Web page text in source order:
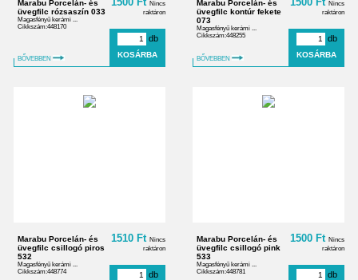
Marabu Porcelán- és
üvegfilc rózsaszín 033
Magasfényű kerámi ...
Cikkszám:448170
BŐVEBBEN
Nincs
raktáron
db
Marabu Porcelán- és
üvegfilc kontúr fekete
073
Magasfényű kerámi ...
Cikkszám:448255
BŐVEBBEN
Nincs
raktáron
db
Marabu Porcelán- és
üvegfilc csillogó piros
532
Magasfényű kerámi ...
Cikkszám:448774
1510 Ft Nincs
raktáron
db
Marabu Porcelán- és
üvegfilc csillogó pink
533
Magasfényű kerámi ...
Cikkszám:448781
1500 Ft Nincs
raktáron
db